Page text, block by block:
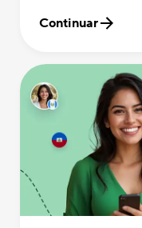
Continuar